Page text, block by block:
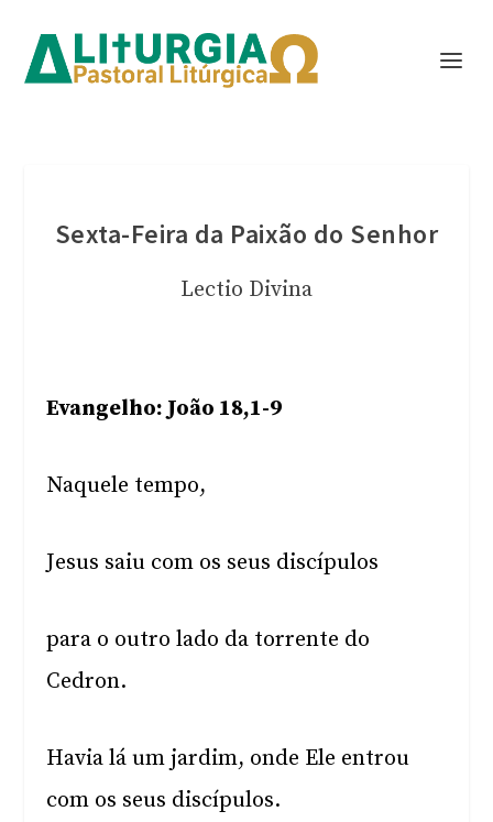
Sexta-Feira da Paixão do Senhor
Lectio Divina
Evangelho: João 18,1-9
Naquele tempo,
Jesus saiu com os seus discípulos
para o outro lado da torrente do
Cedron.
Havia lá um jardim, onde Ele entrou
com os seus discípulos.